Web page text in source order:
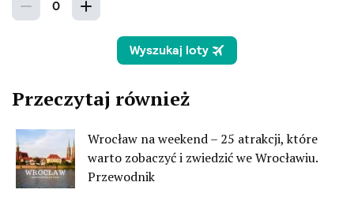
Przeczytaj również
Wrocław na weekend – 25 atrakcji, które
warto zobaczyć i zwiedzić we Wrocławiu.
Przewodnik